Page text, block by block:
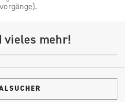
vieles mehr!